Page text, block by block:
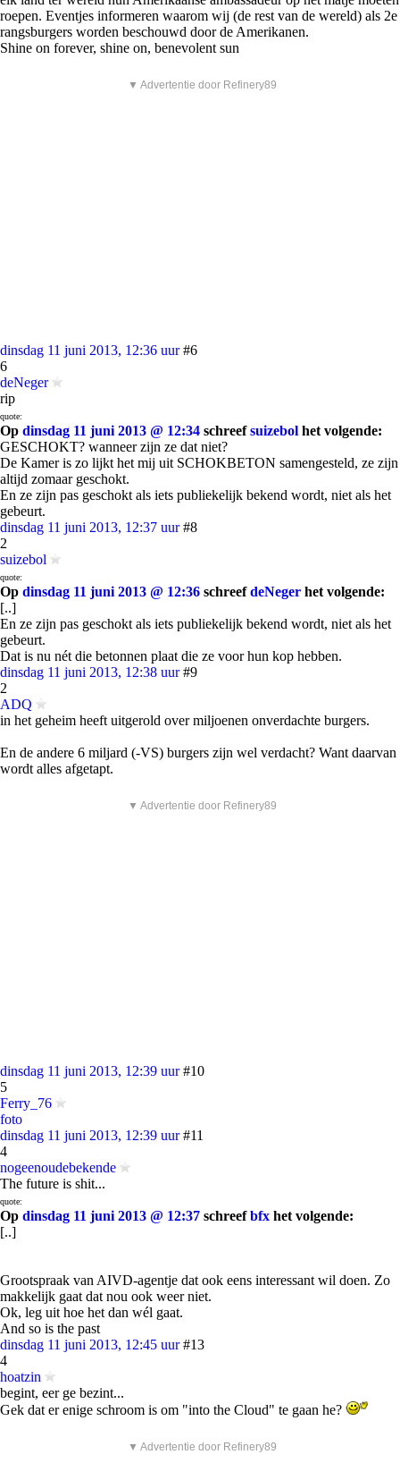
roepen. Eventjes informeren waarom wij (de rest van de wereld) als 2e
rangsburgers worden beschouwd door de Amerikanen.
Shine on forever, shine on, benevolent sun
▼ Advertentie door Refinery89
dinsdag 11 juni 2013, 12:36 uur #6
6
deNeger
rip
quote:
Op dinsdag 11 juni 2013 @ 12:34 schreefsuizebol het volgende:
GESCHOKT? wanneer zijn ze dat niet?
De Kamer is zo lijkt het mij uit SCHOKBETON samengesteld, ze zijn
altijd zomaar geschokt.
En ze zijn pas geschokt als iets publiekelijk bekend wordt, niet als het
gebeurt.
dinsdag 11 juni 2013, 12:37 uur #8
2
suizebol
quote:
Op dinsdag 11 juni 2013 @ 12:36 schreefdeNeger het volgende:
[..]
En ze zijn pas geschokt als iets publiekelijk bekend wordt, niet als het
gebeurt.
Dat is nu nét die betonnen plaat die ze voor hun kop hebben.
dinsdag 11 juni 2013, 12:38 uur #9
2
ADQ
in het geheim heeft uitgerold over miljoenen onverdachte burgers.
En de andere 6 miljard (-VS) burgers zijn wel verdacht? Want daarvan
wordt alles afgetapt.
▼ Advertentie door Refinery89
dinsdag 11 juni 2013, 12:39 uur #10
5
Ferry_76
foto
dinsdag 11 juni 2013, 12:39 uur #11
4
nogeenoudebekende
The future is shit...
quote:
Op dinsdag 11 juni 2013 @ 12:37 schreefbfx het volgende:
[..]
Grootspraak van AIVD-agentje dat ook eens interessant wil doen. Zo
makkelijk gaat dat nou ook weer niet.
Ok, leg uit hoe het dan wél gaat.
And so is the past
dinsdag 11 juni 2013, 12:45 uur #13
4
hoatzin
begint, eer ge bezint...
Gek dat er enige schroom is om "into the Cloud" te gaan he?
▼ Advertentie door Refinery89